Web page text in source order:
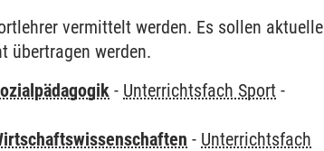
vermittelt werden. Es sollen aktuelle
übertragen werden.
- Unterrichtsfach Sport -
- Unterrichtsfach